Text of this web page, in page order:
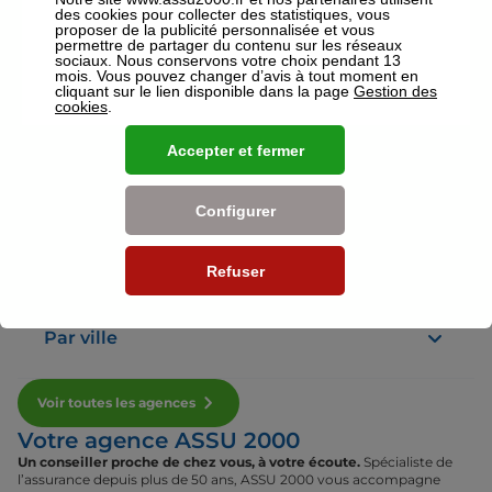
Voir plus
Nos établissements
Par région
Par ville
Voir toutes les agences
Votre agence ASSU 2000
Un conseiller proche de chez vous, à votre écoute. Spécialiste de
l’assurance depuis plus de 50 ans, ASSU 2000 vous accompagne
des cookies pour collecter des statistiques, vous
proposer de la publicité personnalisée et vous
permettre de partager du contenu sur les réseaux
sociaux. Nous conservons votre choix pendant 13
mois. Vous pouvez changer d’avis à tout moment en
cliquant sur le lien disponible dans la page Gestion des
cookies
Refuser
Configurer
Accepter et fermer